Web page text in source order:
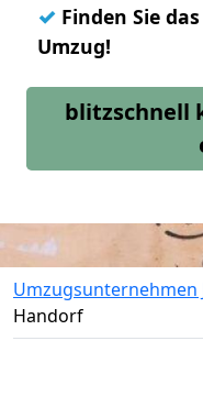
✓ Finden Sie
Umzug!
blitzschnell
Umzugsunternehmen
Handorf